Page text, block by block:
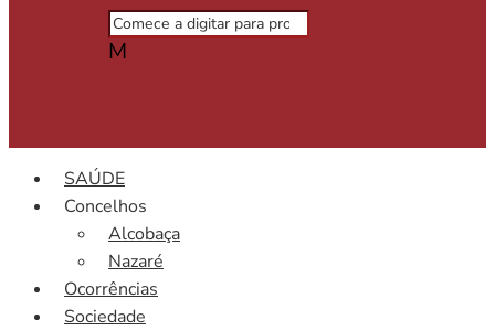
M
SAÚDE
Concelhos
Alcobaça
Nazaré
Ocorrências
Sociedade